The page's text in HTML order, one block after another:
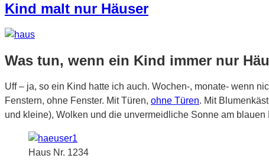
Kind malt nur Häuser
Was tun, wenn ein Kind immer nur
Uff – ja, so ein Kind hatte ich auch. Wochen-, monate- wenn
Fenstern, ohne Fenster. Mit Türen, ohne Türen. Mit
und kleine), Wolken und die unvermeidliche Sonne am blauen
Haus Nr. 1234